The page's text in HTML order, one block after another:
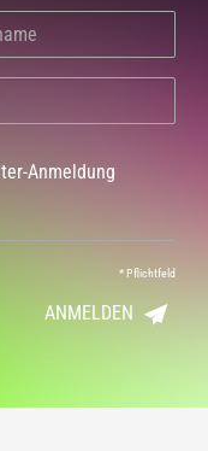
Anmeldung
*Pflichtfeld
ANMELDEN